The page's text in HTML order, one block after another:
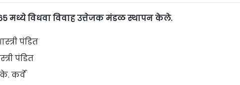
मध्ये विधवा विवाह उत्तेजक मंडळ स्थापन केले.
पंडित
पंडित
कर्वे